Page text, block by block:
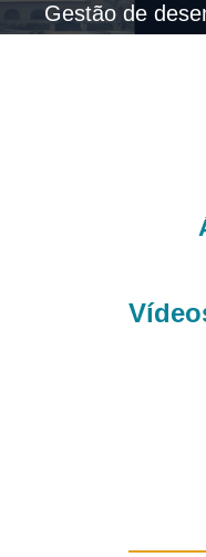
Gestão de